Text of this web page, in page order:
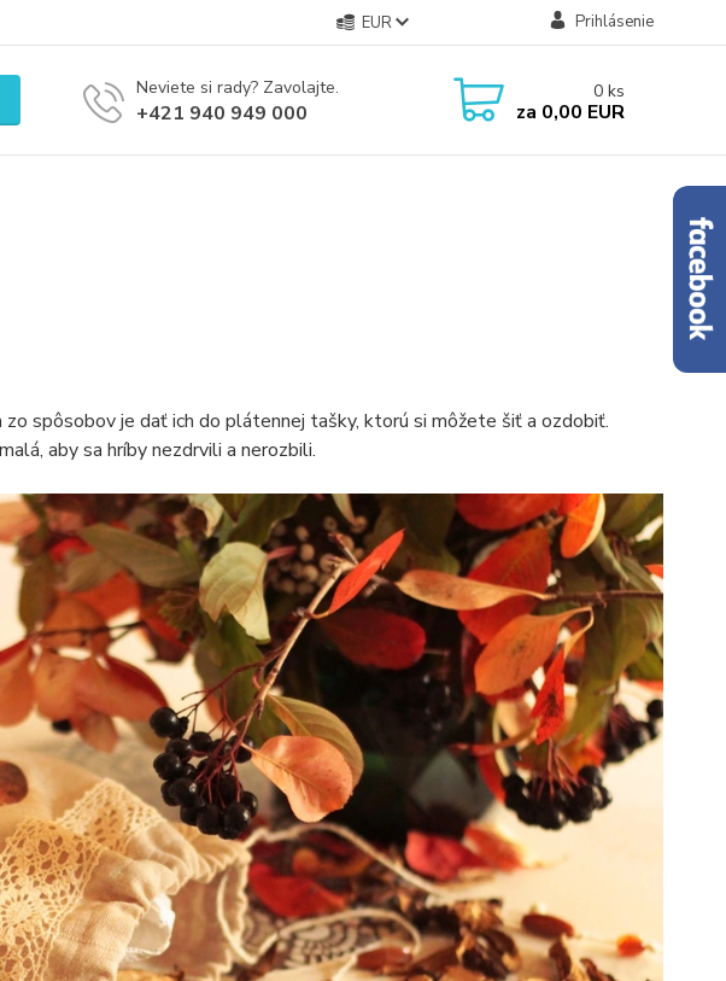
EUR Prihlásenie
Neviete si rady? Zavolajte.
+421 940 949 000
0 ks
za 0,00 EUR
zo spôsobov je dať ich do plátennej tašky, ktorú si môžete šiť a ozdobiť.
aby sa hríby nezdrvili a nerozbili.